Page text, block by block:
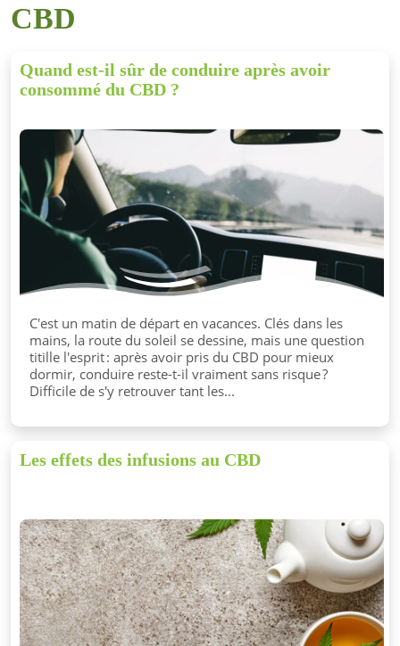
CBD
Quand est-il sûr de conduire après avoir
consommé du CBD ?
C'est un matin de départ en vacances. Clés dans les
mains, la route du soleil se dessine, mais une question
titille l'esprit : après avoir pris du CBD pour mieux
dormir, conduire reste-t-il vraiment sans risque ?
Difficile de s'y retrouver tant les...
Les effets des infusions au CBD